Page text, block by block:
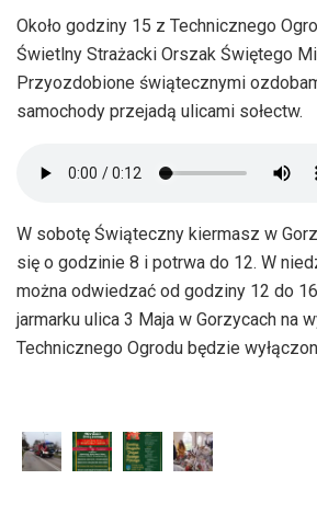
Około godziny 15 z Technicznego
Świetlny Strażacki Orszak Świętego
Przyozdobione świątecznymi
samochody przejadą ulicami sołectw.
W sobotę Świąteczny kiermasz w
się o godzinie 8 i potrwa do 12. W
można odwiedzać od godziny 12 do
jarmarku ulica 3 Maja w Gorzycach na
Technicznego Ogrodu będzie